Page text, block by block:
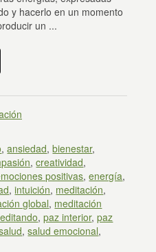
y hacerlo en un momento
un ...
,ansiedad,bienestar,
,creatividad,
positivas,energía,
,intuición, meditación,
global, meditación
,paz interior,paz
,salud emocional,